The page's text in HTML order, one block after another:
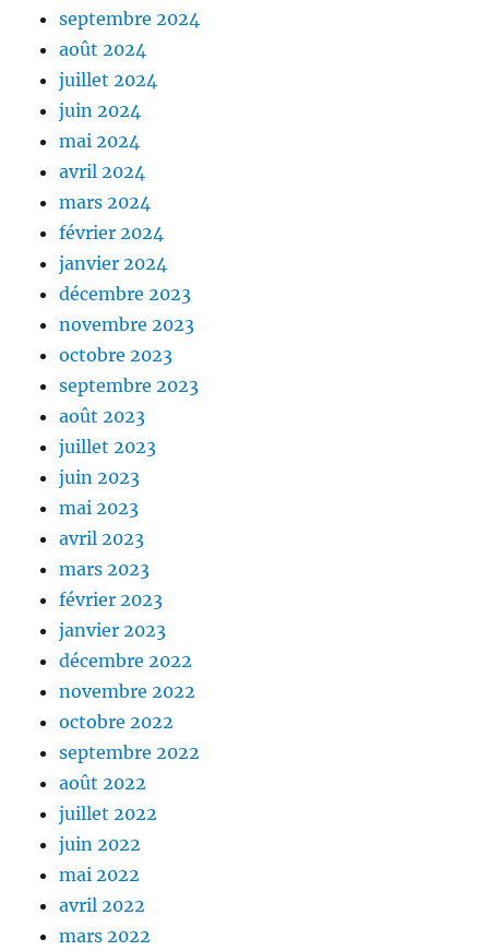
septembre 2024
août 2024
juillet 2024
juin 2024
mai 2024
avril 2024
mars 2024
février 2024
janvier 2024
décembre 2023
novembre 2023
octobre 2023
septembre 2023
août 2023
juillet 2023
juin 2023
mai 2023
avril 2023
mars 2023
février 2023
janvier 2023
décembre 2022
novembre 2022
octobre 2022
septembre 2022
août 2022
juillet 2022
juin 2022
mai 2022
avril 2022
mars 2022